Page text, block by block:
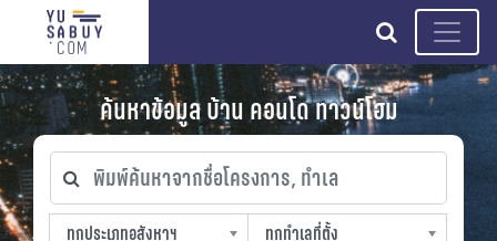
search
ค้นหาข้อมูล บ้าน คอนโด ทาวน์โฮม
พิมพ์ค้นหาจากชื่อโครงการ, ทำเล
ทุกประเภทอสังหาฯ
ทุกประเภทอสังหาฯ
ทุกทำเลที่ตั้ง
ทุกทำเลที่ตั้ง